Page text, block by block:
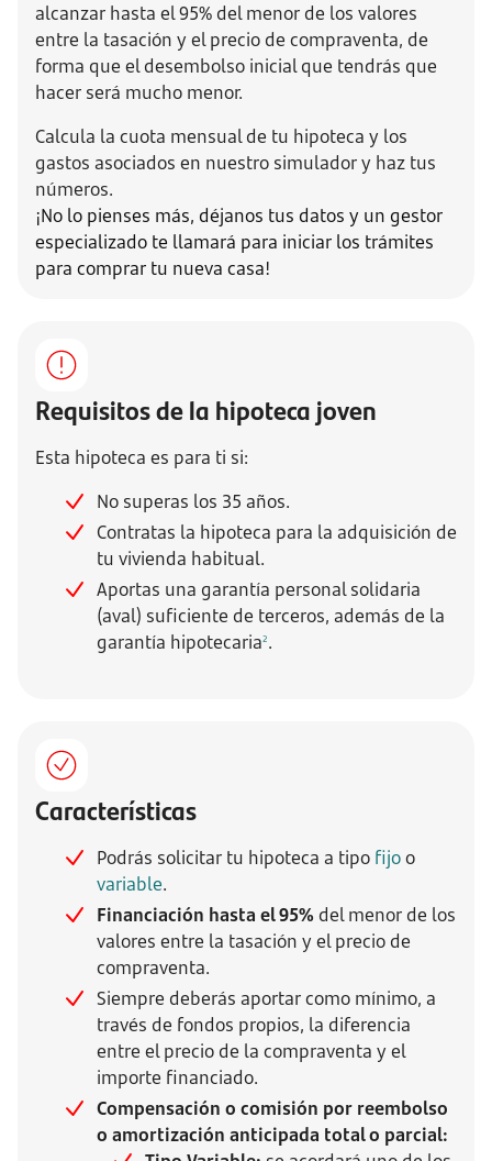
alcanzar hasta el 95% del menor de los valores
entre la tasación y el precio de compraventa, de
forma que el desembolso inicial que tendrás que
hacer será mucho menor.
Calcula la cuota mensual de tu hipoteca y los
gastos asociados en nuestro simulador y haz tus
números.
¡No lo pienses más, déjanos tus datos y un gestor
especializado te llamará para iniciar los trámites
para comprar tu nueva casa!
Requisitos de la hipoteca joven
Esta hipoteca es para ti si:
No superas los 35 años.
Contratas la hipoteca para la adquisición de
tu vivienda habitual.
Aportas una garantía personal solidaria
(aval) suficiente de terceros, además de la
garantía hipotecaria2.
Características
Podrás solicitar tu hipoteca a tipo fijoo
variable.
Financiación hasta el 95% del menor de los
valores entre la tasación y el precio de
compraventa.
Siempre deberás aportar como mínimo, a
través de fondos propios, la diferencia
entre el precio de la compraventa y el
importe financiado.
Compensación o comisión por reembolso
o amortización anticipada total o parcial: